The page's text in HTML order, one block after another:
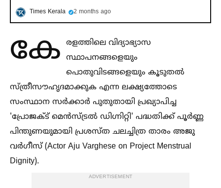
Times Kerala 2 months ago
കേ രളത്തിലെ വിദ്യാഭ്യാസ
സ്ഥാപനങ്ങളെയും
പൊതുവിടങ്ങളെയും കൂടുതല്‍
സ്ത്രീസൗഹൃദമാക്കുക എന്ന ലക്ഷ്യത്തോടെ
സംസ്ഥാന സർക്കാർ പുതുതായി പ്രഖ്യാപിച്ച
'പ്രോജക്‌ട് മെൻസ്ട്രല്‍ ഡിഗ്നിറ്റി' പദ്ധതിക്ക് പൂർണ്ണ
പിന്തുണയുമായി പ്രശസ്ത ചലച്ചിത്ര താരം അജു
വർഗീസ് (Actor Aju Varghese on Project Menstrual
Dignity).
ADVERTISEMENT